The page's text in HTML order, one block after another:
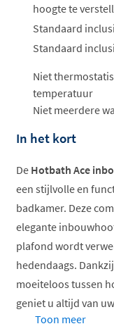
hoogte te
Standaard
Standaard
Niet
temperatuur
Niet meerdere
In het kort
De Hotbath Ace
een stijlvolle en
badkamer. Deze
elegante
plafond wordt
hedendaags.
moeiteloos tussen
geniet u altijd van
temperatuur regelt
Toon meer